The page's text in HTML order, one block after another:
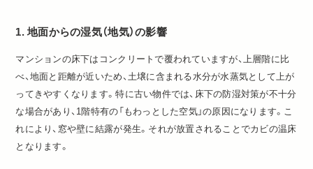
1. 地面からの湿気（地気）の影響
マンションの床下はコンクリートで覆われていますが、上層階に比
べ、地面と距離が近いため、土壌に含まれる水分が水蒸気として上が
ってきやすくなります。特に古い物件では、床下の防湿対策が不十分
な場合があり、1階特有の「もわっとした空気」の原因になります。こ
れにより、窓や壁に結露が発生。それが放置されることでカビの温床
となります。